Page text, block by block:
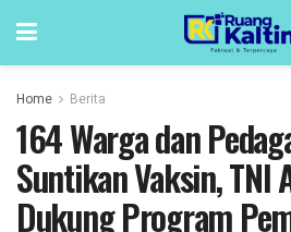
Home Berita
164 Warga dan
Suntikan Vaksin, TNI
Dukung Program